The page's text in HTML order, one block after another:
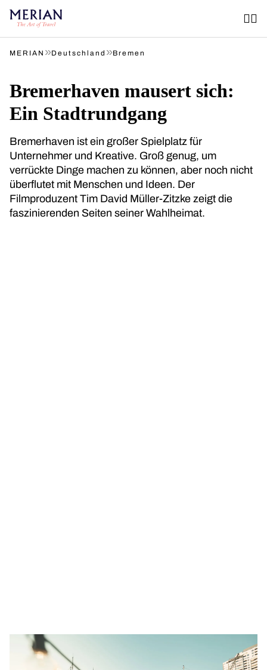
MERIAN »Deutschland »Bremen
Bremerhaven mausert sich:
Ein Stadtrundgang
Bremerhaven ist ein großer Spielplatz für
Unternehmer und Kreative. Groß genug, um
verrückte Dinge machen zu können, aber noch nicht
überflutet mit Menschen und Ideen. Der
Filmproduzent Tim David Müller-Zitzke zeigt die
faszinierenden Seiten seiner Wahlheimat.